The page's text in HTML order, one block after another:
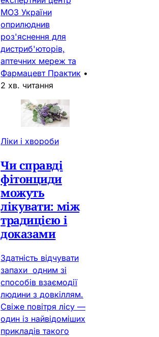
МОЗ України
оприлюднив
роз'яснення для
дистриб'юторів,
аптечних мереж та
Фармацевт Практик •
2 хв. читання
Ліки і хвороби
Чи справді
фітонциди
можуть
лікувати: між
традицією і
доказами
Здатність відчувати
запахи одним зі
способів взаємодії
людини з довкіллям.
Свіже повітря лісу —
один із найвідоміших
прикладів такого